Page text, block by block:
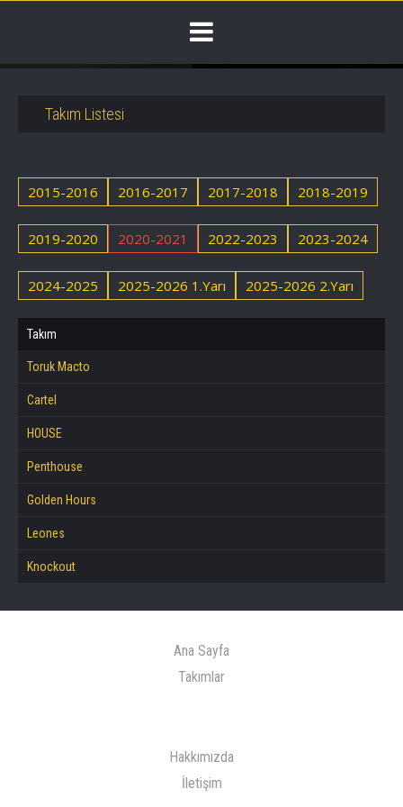
Takım Listesi
2015-2016 2016-2017 2017-2018 2018-2019
2019-2020 2020-2021 2022-2023 2023-2024
2024-2025 2025-2026 1.Yarı 2025-2026 2.Yarı
Takım
Toruk Macto
Cartel
HOUSE
Penthouse
Golden Hours
Leones
Knockout
Ana Sayfa
Takımlar
Hakkımızda
İletişim